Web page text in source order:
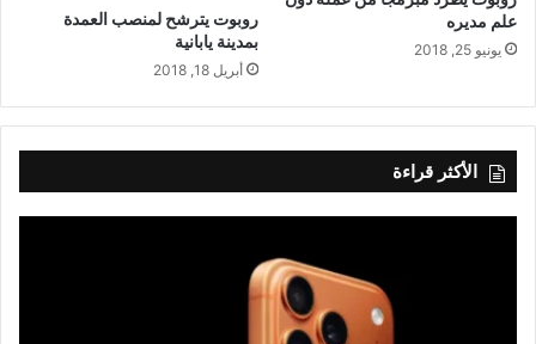
علم مديره
يونيو 25, 2018
روبوت يترشح لمنصب العمدة
بمدينة يابانية
أبريل 18, 2018
الأكثر قراءة